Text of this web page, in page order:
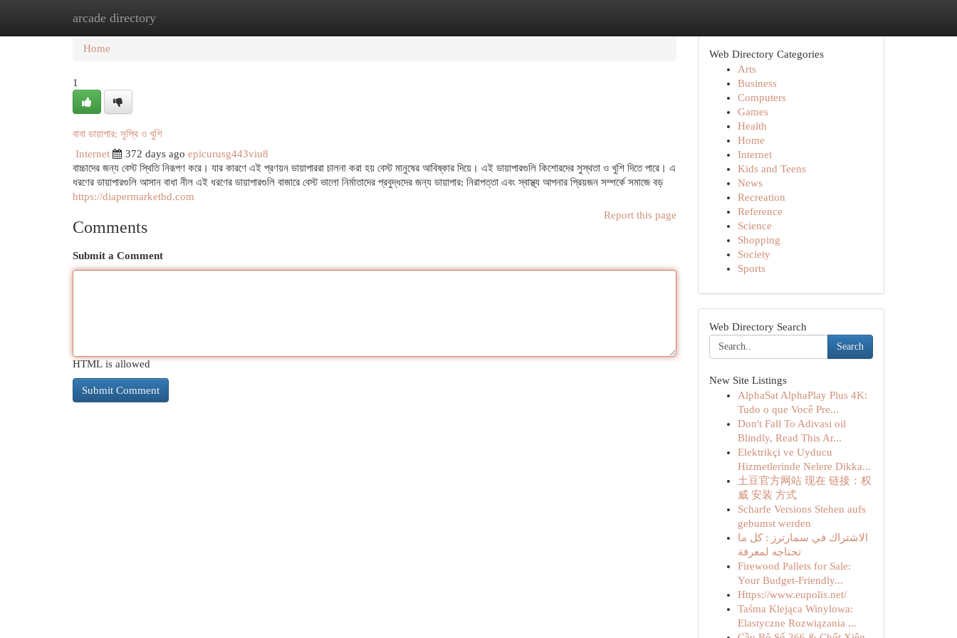
arcade directory
Home New Site Listings
Home
1
বাবা ডায়াপার: সুস্থি ও খুশি
Internet
372 days ago epicurusg443viu8
বাচ্চাদের জন্য বেস্ট স্থিতি নিরূপণ করে। যার কারণে এই প্রণয়ন ডায়াপাররা চালনা করা হয় বেস্ট মানুষের আবিষ্কার দিয়ে। এই ডায়াপারগুলি কিশোরদের সুস্থতা ও খুশি দিতে পারে। এ
ধরণের ডায়াপারগুলি আসান বাধা নীল এই ধরণের ডায়াপারগুলি বাজারে বেস্ট ভালো নির্মাতাদের প্রবুদ্ধদের জন্য ডায়াপার: নিরাপত্তা এবং স্বাস্থ্য আপনার প্রিয়জন সম্পর্কে সমাজে বড়
https://diapermarketbd.com
Report this page
Comments
Submit a Comment
HTML is allowed
Web Directory Categories
Arts
Business
Computers
Games
Health
Home
Internet
Kids and Teens
News
Recreation
Reference
Science
Shopping
Society
Sports
Web Directory Search
Search
New Site Listings
AlphaSat AlphaPlay Plus 4K:
Tudo o que Você Pre...
Don't Fall To Adivasi oil
Blindly, Read This Ar...
Elektrikçi ve Uyducu
Hizmetlerinde Nelere Dikka...
土豆官方网站 现在 链接：权
威 安装 方式
Scharfe Versions Stehen aufs
gebumst werden
الاشتراك في سمارترز : كل ما
تحتاجه لمعرفة
Firewood Pallets for Sale:
Your Budget-Friendly...
Https://www.eupolis.net/
Taśma Klejąca Winylowa:
Elastyczne Rozwiązania ...